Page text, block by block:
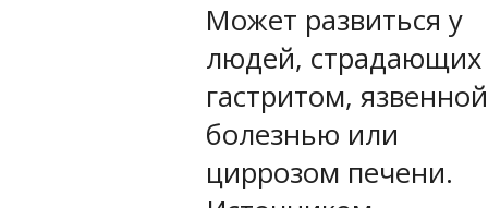
Может развиться у
людей, страдающих
гастритом, язвенной
болезнью или
циррозом печени.